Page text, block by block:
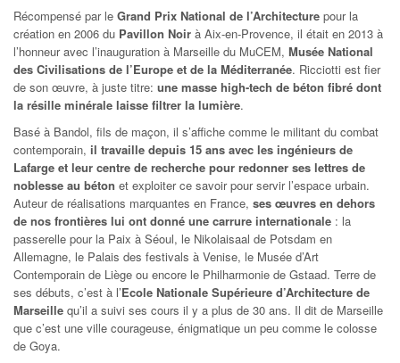
Récompensé par le Grand Prix National de l’Architecture pour la
création en 2006 du Pavillon Noir à Aix-en-Provence, il était en 2013 à
l’honneur avec l’inauguration à Marseille du MuCEM, Musée National
des Civilisations de l’Europe et de la Méditerranée. Ricciotti est fier
de son œuvre, à juste titre: une masse high-tech de béton fibré dont
la résille minérale laisse filtrer la lumière.
Basé à Bandol, fils de maçon, il s’affiche comme le militant du combat
contemporain, il travaille depuis 15 ans avec les ingénieurs de
Lafarge et leur centre de recherche pour redonner ses lettres de
noblesse au béton et exploiter ce savoir pour servir l’espace urbain.
Auteur de réalisations marquantes en France, ses œuvres en dehors
de nos frontières lui ont donné une carrure internationale : la
passerelle pour la Paix à Séoul, le Nikolaisaal de Potsdam en
Allemagne, le Palais des festivals à Venise, le Musée d’Art
Contemporain de Liège ou encore le Philharmonie de Gstaad. Terre de
ses débuts, c’est à l’Ecole Nationale Supérieure d’Architecture de
Marseille qu’il a suivi ses cours il y a plus de 30 ans. Il dit de Marseille
que c’est une ville courageuse, énigmatique un peu comme le colosse
de Goya.